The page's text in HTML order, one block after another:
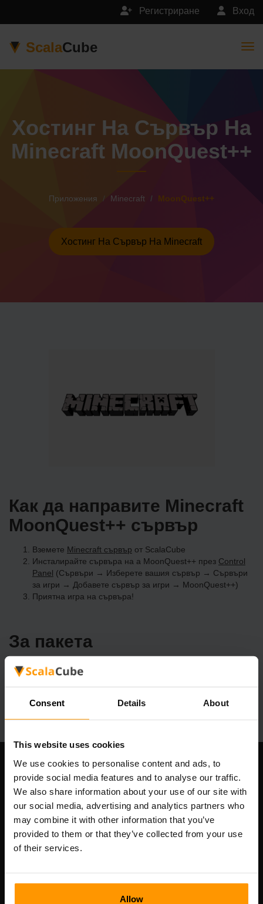
Consent Details About
This website uses cookies
We use cookies to personalise content and ads, to
provide social media features and to analyse our traffic.
We also share information about your use of our site with
our social media, advertising and analytics partners who
may combine it with other information that you’ve
provided to them or that they’ve collected from your use
of their services.
Allow
Вход
Регистриране
ScalaCube
Хостинг На Сървър На
Minecraft MoonQuest++
Приложения Minecraft MoonQuest++
Хостинг На Сървър На Minecraft
Как да направите Minecraft
MoonQuest++ сървър
Вземете Minecraft сървър от ScalaCube
Инсталирайте сървъра на a MoonQuest++ през Control
Panel (Сървъри → Изберете вашия сървър → Сървъри
за игри → Добавете сървър за игри → MoonQuest++)
Приятна игра на сървъра!
За пакета
Нашият MoonQuest++ сървърен хостинг има проста
инсталация с едно щракване за над 3298 уникални modpacks.
Направете свой собствен MoonQuest++ сървър днес!
Нашата компания
Scalable Hosting Solutions OÜ
Регистрационен код: 14652605
ДДС номер: EE102133820